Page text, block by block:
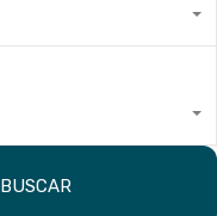
BUSCAR